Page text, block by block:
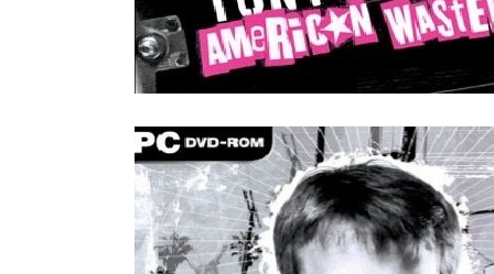
Входные двери
Межкомнатные двери
Детские кровати
Детские матрасы
Комоды и тумбы
Столы и надстройки
Грили и очаги
Диваны
Кресла и шезлонги
Столы
Стулья